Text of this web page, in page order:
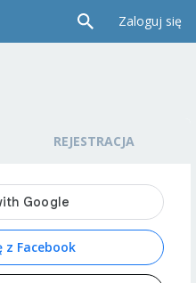
Zaloguj się
REJESTRACJA
z Facebook